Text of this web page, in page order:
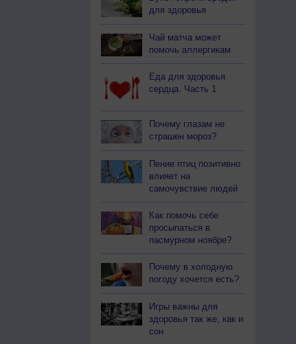
для здоровья
Чай матча может
помочь аллергикам
Еда для здоровья
сердца. Часть 1
Почему глазам не
страшен мороз?
Пение птиц позитивно
влияет на
самочувствие людей
Как помочь себе
просыпаться в
пасмурном ноябре?
Почему в холодную
погоду хочется есть?
Игры важны для
здоровья так же, как и
сон